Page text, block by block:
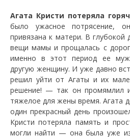
Агата Кристи потеряла
было ужасное потрясение,
привязана к матери. В глубокой
вещи мамы и прощалась с
именно в этот период ее
другую женщину. И уже давно
решил уйти от Агаты и их
решение! — так он промямлил
тяжелое для жены время. Агата
один прекрасный день
Кристи потеряла память и
могли найти — она была уже